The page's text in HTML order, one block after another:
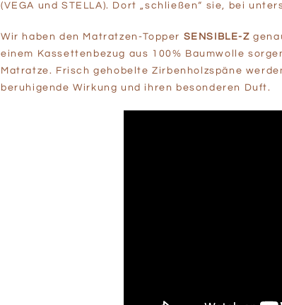
(VEGA und STELLA). Dort „schließen“ sie, bei
Wir haben den Matratzen-Topper SENSIBLE-Z
einem Kassettenbezug aus 100% Baumwolle
Matratze. Frisch gehobelte Zirbenholzspäne
beruhigende Wirkung und ihren besonderen Duft.